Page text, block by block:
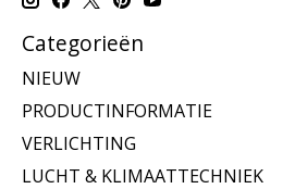
Categorieën
NIEUW
PRODUCTINFORMATIE
VERLICHTING
LUCHT & KLIMAATTECHNIEK